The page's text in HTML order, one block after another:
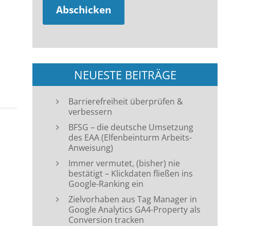
NEUESTE BEITRÄGE
Barrierefreiheit überprüfen &
verbessern
BFSG – die deutsche Umsetzung
des EAA (Elfenbeinturm Arbeits-
Anweisung)
Immer vermutet, (bisher) nie
bestätigt – Klickdaten fließen ins
Google-Ranking ein
Zielvorhaben aus Tag Manager in
Google Analytics GA4-Property als
Conversion tracken